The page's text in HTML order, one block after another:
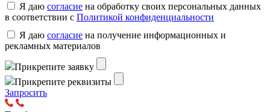
Я даю согласие на обработку своих персональных данных
в соответствии с Политикой конфиденциальности
Я даю согласие на получение информационных и
рекламных материалов
Прикрепите заявку
Прикрепите реквизиты
Запросить